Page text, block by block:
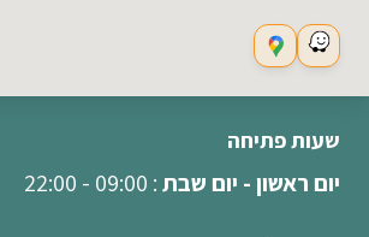
שעות פתיחה
יום ראשון - יום שבת: 09:00 - 22:00